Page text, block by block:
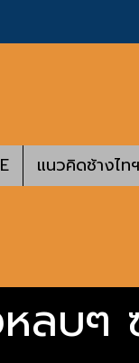
แนวคิดช้างไทฯ
หลบ